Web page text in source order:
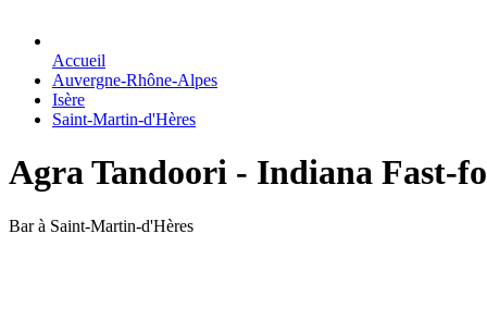
Accueil
Auvergne-Rhône-Alpes
Isère
Saint-Martin-d'Hères
Agra Tandoori - Indiana Fast-
Bar à Saint-Martin-d'Hères